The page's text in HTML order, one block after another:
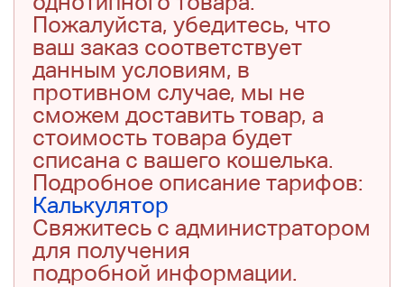
Пожалуйста, убедитесь, что
ваш заказ соответствует
данным условиям, в
противном случае, мы не
сможем доставить товар, а
стоимость товара будет
списана с вашего кошелька.
Подробное описание тарифов:
Калькулятор
Свяжитесь с администратором
для получения
подробной информации.